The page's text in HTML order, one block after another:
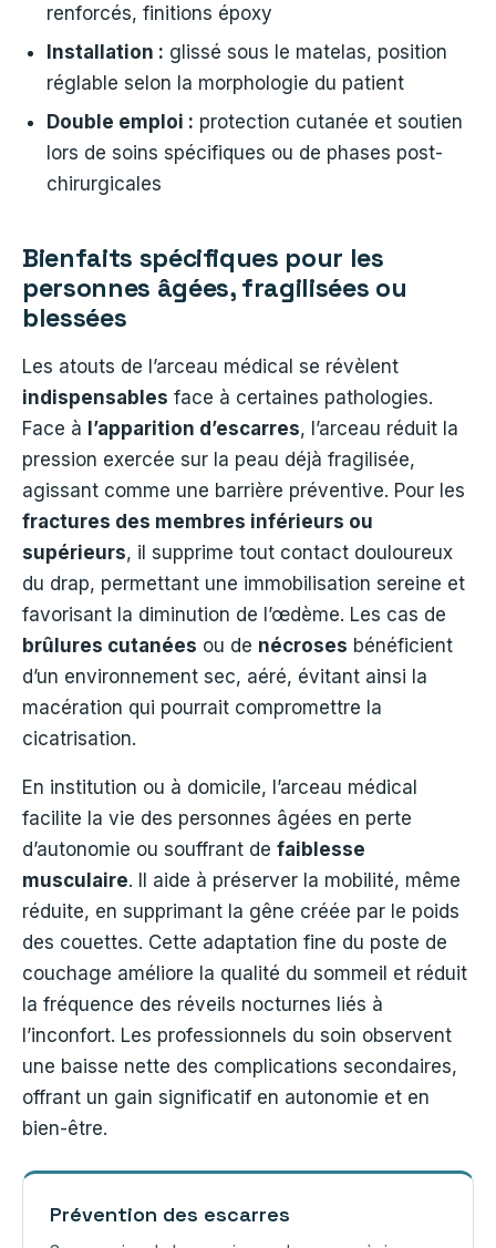
renforcés, finitions époxy
Installation : glissé sous le matelas, position
réglable selon la morphologie du patient
Double emploi : protection cutanée et soutien
lors de soins spécifiques ou de phases post-
chirurgicales
Bienfaits spécifiques pour les
personnes âgées, fragilisées ou
blessées
Les atouts de l’arceau médical se révèlent
indispensables face à certaines pathologies.
Face à l’apparition d’escarres, l’arceau réduit la
pression exercée sur la peau déjà fragilisée,
agissant comme une barrière préventive. Pour les
fractures des membres inférieurs ou
supérieurs, il supprime tout contact douloureux
du drap, permettant une immobilisation sereine et
favorisant la diminution de l’œdème. Les cas de
brûlures cutanées ou de nécroses bénéficient
d’un environnement sec, aéré, évitant ainsi la
macération qui pourrait compromettre la
cicatrisation.
En institution ou à domicile, l’arceau médical
facilite la vie des personnes âgées en perte
d’autonomie ou souffrant de faiblesse
musculaire. Il aide à préserver la mobilité, même
réduite, en supprimant la gêne créée par le poids
des couettes. Cette adaptation fine du poste de
couchage améliore la qualité du sommeil et réduit
la fréquence des réveils nocturnes liés à
l’inconfort. Les professionnels du soin observent
une baisse nette des complications secondaires,
offrant un gain significatif en autonomie et en
bien-être.
Prévention des escarres